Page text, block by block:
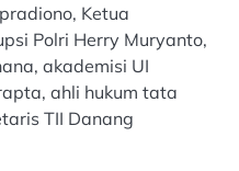
Ketua
Polri Herry Muryanto,
akademisi UI
ahli hukum tata
TII Danang